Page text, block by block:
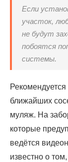
Если
участок,
не будут
побоятся
системы.
ближайших
муляж. На
которые
ведётся
известно о